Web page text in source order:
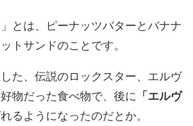
」とは、ピーナッツバターとバナナ
トサンドのことです。
た、伝説のロックスター、 エルヴ
物だった食べ物で、後に 「エルヴ
るようになったのだとか。